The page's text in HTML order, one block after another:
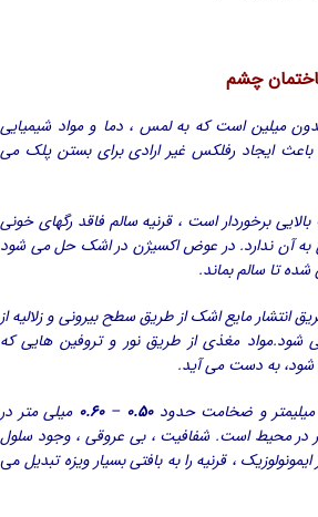
چشم
میلین است که به لمس ، دما و مواد شیمیایی
ایجاد رفلکس غیر ارادی برای بستن پلک می
برخوردار است ، قرنیه سالم فاقد رگهای خونی
به آن ندارد. در عوض اکسیژن در اشک حل می شود
تا سالم بماند.
انتشار مایع اشک از طریق سطح بیرونی و زلالیه از
مغذی از طریق نور و تروفین هایی که
شود، به دست می آید.
میلیمتر و ضخامت حدود۰.۵۰ –۰.۶۰ میلی متر در
در محیط است. شفافیت ، بی عروقی ، وجود سلول
، قرنیه را به بافتی بسیار ویزه تبدیلمی